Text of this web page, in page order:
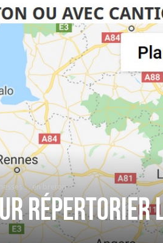
en breton
répertorier